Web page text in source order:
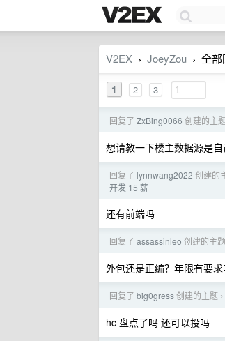
V2EX › JoeyZou › 全部
1 2 3
回复了 ZxBing0066 创建的主
想请教一下楼主数据源是
回复了 lynnwang2022 创建的
开发 15 薪
还有前端吗
回复了 assassinleo 创建的主题
外包还是正编？年限有要
回复了 big0gress创建的主题 ›
hc 盘点了吗 还可以投吗